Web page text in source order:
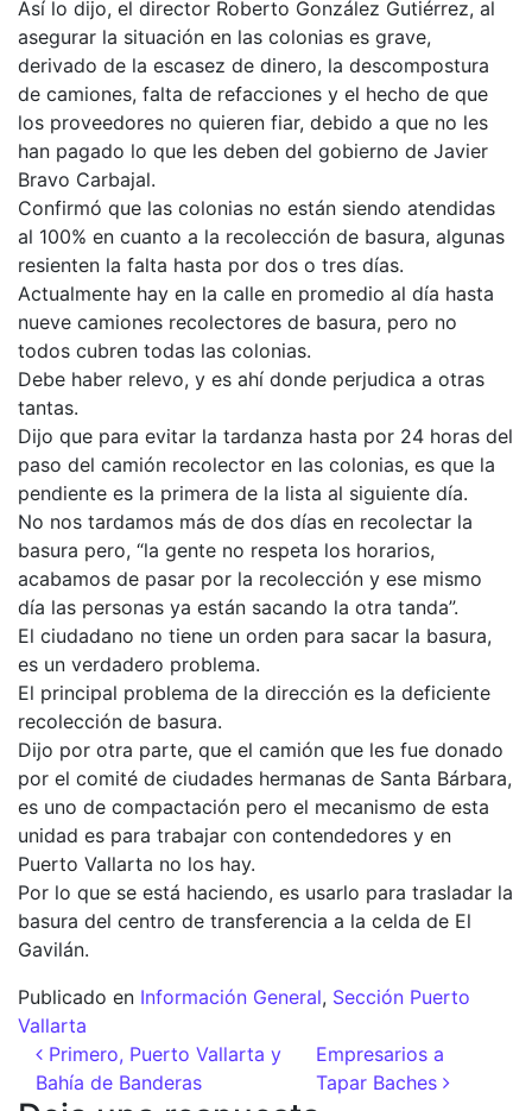
Así lo dijo, el director Roberto González Gutiérrez, al
asegurar la situación en las colonias es grave,
derivado de la escasez de dinero, la descompostura
de camiones, falta de refacciones y el hecho de que
los proveedores no quieren fiar, debido a que no les
han pagado lo que les deben del gobierno de Javier
Bravo Carbajal.
Confirmó que las colonias no están siendo atendidas
al 100% en cuanto a la recolección de basura, algunas
resienten la falta hasta por dos o tres días.
Actualmente hay en la calle en promedio al día hasta
nueve camiones recolectores de basura, pero no
todos cubren todas las colonias.
Debe haber relevo, y es ahí donde perjudica a otras
tantas.
Dijo que para evitar la tardanza hasta por 24 horas del
paso del camión recolector en las colonias, es que la
pendiente es la primera de la lista al siguiente día.
No nos tardamos más de dos días en recolectar la
basura pero, “la gente no respeta los horarios,
acabamos de pasar por la recolección y ese mismo
día las personas ya están sacando la otra tanda”.
El ciudadano no tiene un orden para sacar la basura,
es un verdadero problema.
El principal problema de la dirección es la deficiente
recolección de basura.
Dijo por otra parte, que el camión que les fue donado
por el comité de ciudades hermanas de Santa Bárbara,
es uno de compactación pero el mecanismo de esta
unidad es para trabajar con contendedores y en
Puerto Vallarta no los hay.
Por lo que se está haciendo, es usarlo para trasladar la
basura del centro de transferencia a la celda de El
Gavilán.
Publicado en Información General, Sección Puerto
Vallarta
Navegación de entradas
Primero, Puerto Vallarta y
Bahía de Banderas
Empresarios a
Tapar Baches